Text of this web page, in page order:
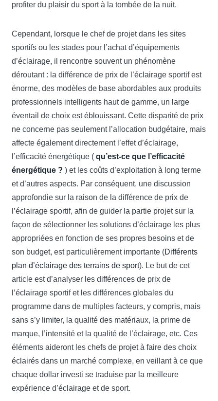
profiter du plaisir du sport à la tombée de la nuit.
Cependant, lorsque le chef de projet dans les sites
sportifs ou les stades pour l’achat d’équipements
d’éclairage, il rencontre souvent un phénomène
déroutant : la différence de prix ​​​​de l’éclairage sportif est
énorme, des modèles de base abordables aux produits
professionnels intelligents haut de gamme, un large
éventail de choix est éblouissant. Cette disparité de prix
ne concerne pas seulement l’allocation budgétaire, mais
affecte également directement l’effet d’éclairage,
l’efficacité énergétique ( qu’est-ce que l’efficacité
énergétique ? ) et les coûts d’exploitation à long terme
et d’autres aspects. Par conséquent, une discussion
approfondie sur la raison de la différence de prix ​​​​de
l’éclairage sportif, afin de guider la partie projet sur la
façon de sélectionner les solutions d’éclairage les plus
appropriées en fonction de ses propres besoins et de
son budget, est particulièrement importante (Différents
plan d’éclairage des terrains de sport). Le but de cet
article est d’analyser les différences de prix ​​​​de
l’éclairage sportif et les différences globales du
programme dans de multiples facteurs, y compris, mais
sans s’y limiter, la qualité des matériaux, la prime de
marque, l’intensité et la qualité de l’éclairage, etc. Ces
éléments aideront les chefs de projet à faire des choix
éclairés dans un marché complexe, en veillant à ce que
chaque dollar investi se traduise par la meilleure
expérience d’éclairage et de sport.